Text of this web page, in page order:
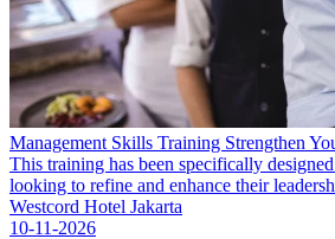
Management Skills Training Strengthen
This training has been specifically
looking to refine and enhance their
Westcord Hotel Jakarta
10-11-2026